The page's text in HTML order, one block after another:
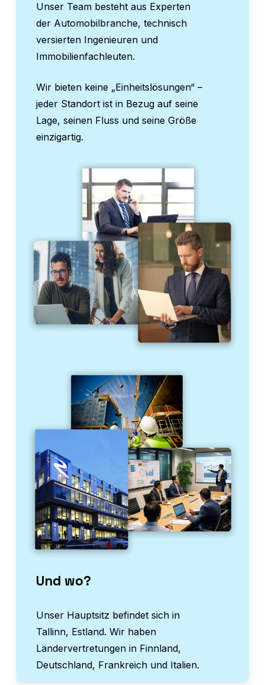
Unser Team besteht aus Experten
der Automobilbranche, technisch
versierten Ingenieuren und
Immobilienfachleuten.
Wir bieten keine „Einheitslösungen“ –
jeder Standort ist in Bezug auf seine
Lage, seinen Fluss und seine Größe
einzigartig.
Und wo?
Unser Hauptsitz befindet sich in
Tallinn, Estland. Wir haben
Ländervertretungen in Finnland,
Deutschland, Frankreich und Italien.